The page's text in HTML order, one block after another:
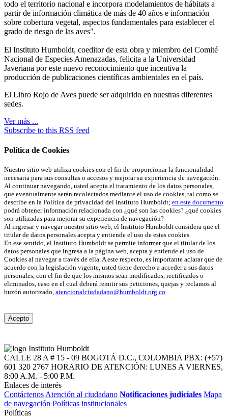
todo el territorio nacional e incorpora modelamientos de hábitats a
partir de información climática de más de 40 años e información
sobre cobertura vegetal, aspectos fundamentales para establecer el
grado de riesgo de las aves".
El Instituto Humboldt, coeditor de esta obra y miembro del Comité
Nacional de Especies Amenazadas, felicita a la Universidad
Javeriana por este nuevo reconocimiento que incentiva la
producción de publicaciones científicas ambientales en el país.
El Libro Rojo de Aves puede ser adquirido en nuestras diferentes
sedes.
Ver más ...
Subscribe to this RSS feed
Política de Cookies
Nuestro sitio web utiliza cookies con el fin de proporcionar la funcionalidad
necesaria para sus consultas o accesos y mejorar su experiencia de navegación.
Al continuar navegando, usted acepta el tratamiento de los datos personales,
que eventualmente serán recolectados mediante el uso de cookies, tal como se
describe en la Política de privacidad del Instituto Humboldt; en este documento
podrá obtener información relacionada con ¿qué son las cookies? ¿qué cookies
son utilizadas para mejorar su experiencia de navegación?
Al ingresar y navegar nuestro sitio web, el Instituto Humboldt considera que el
titular de datos personales acepta y entiende el uso de estas cookies.
En ese sentido, el Instituto Humboldt se permite informar que el titular de los
datos personales que ingresa a la página web, acepta y entiende el uso de
Cookies al navegar a través de ella. A este respecto, es importante aclarar que de
acuerdo con la legislación vigente, usted tiene derecho a acceder a sus datos
personales, con el fin de que los mismos sean modificados, rectificados o
eliminados, caso en el cual deberá remitir sus peticiones, quejas y reclamos al
buzón autorizado, atencionalciudadano@humboldt.org.co
Acepto
CALLE 28 A # 15 - 09 BOGOTÁ D.C., COLOMBIA PBX: (+57)
601 320 2767 HORARIO DE ATENCIÓN: LUNES A VIERNES,
8:00 A.M. - 5:00 P.M.
Enlaces de interés
ContáctenosAtención al ciudadano Notificaciones judiciales Mapa
de navegación Políticas institucionales
Políticas